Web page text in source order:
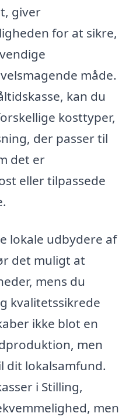
giver
for at sikre,
måde.
kan du
kosttyper,
der passer til
det er
eller tilpassede
lokale udbydere af
det muligt at
mens du
kvalitetssikrede
ikke blot en
men
dit lokalsamfund.
i Stilling,
men